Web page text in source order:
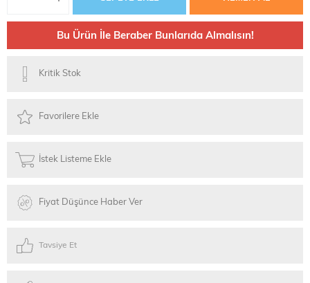
Bu Ürün İle Beraber Bunlarıda Almalısın!
Kritik Stok
Favorilere Ekle
İstek Listeme Ekle
Fiyat Düşünce Haber Ver
Tavsiye Et